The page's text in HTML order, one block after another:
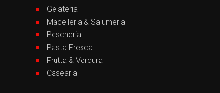
Gelateria
Macelleria & Salumeria
Pescheria
Pasta Fresca
Frutta & Verdura
Casearia